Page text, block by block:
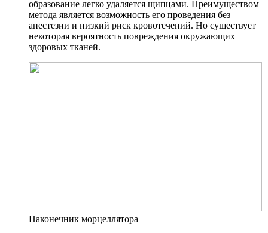
образование легко удаляется щипцами. Преимуществом
метода является возможность его проведения без
анестезии и низкий риск кровотечений. Но существует
некоторая вероятность повреждения окружающих
здоровых тканей.
Наконечник морцеллятора